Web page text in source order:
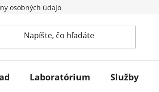
osobných údajov
Laboratórium Služby